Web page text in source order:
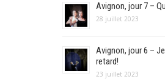
Avignon, jour 7 –
28 juillet 2023
Avignon, jour 6 –
retard!
23 juillet 2023